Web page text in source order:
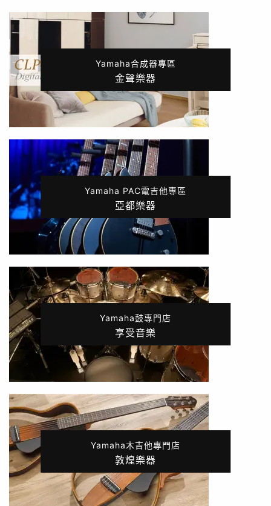
Yamaha合成器專區
金聲樂器
Yamaha PAC電吉他專區
亞都樂器
Yamaha鼓專門店
享受音樂
Yamaha木吉他專門店
敦煌樂器